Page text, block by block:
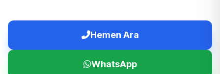
Hemen Ara
WhatsApp